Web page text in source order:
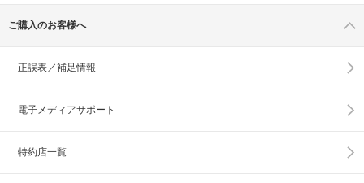
ご購入のお客様へ
正誤表／補足情報
電子メディアサポート
特約店一覧